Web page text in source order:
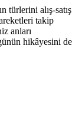
türlerini alış-satış
takip
anları
hikâyesini de